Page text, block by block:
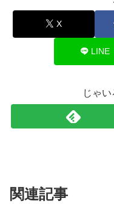
X
LINE
じゃ
関連記事